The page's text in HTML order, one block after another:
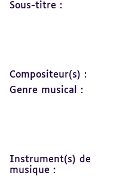
Sous-titre :
Compositeur(s) :
Genre musical :
Instrument(s) de
musique :